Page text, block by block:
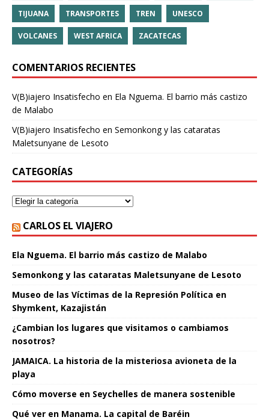
TIJUANA TRANSPORTES TREN UNESCO
VOLCANES WEST AFRICA ZACATECAS
COMENTARIOS RECIENTES
V(B)iajero Insatisfecho en Ela Nguema. El barrio más castizo
de Malabo
V(B)iajero Insatisfecho en Semonkong y las cataratas
Maletsunyane de Lesoto
CATEGORÍAS
CARLOS EL VIAJERO
Ela Nguema. El barrio más castizo de Malabo
Semonkong y las cataratas Maletsunyane de Lesoto
Museo de las Víctimas de la Represión Política en
Shymkent, Kazajistán
¿Cambian los lugares que visitamos o cambiamos
nosotros?
JAMAICA. La historia de la misteriosa avioneta de la
playa
Cómo moverse en Seychelles de manera sostenible
Qué ver en Manama. La capital de Baréin